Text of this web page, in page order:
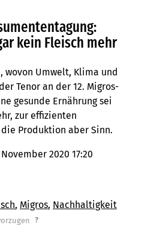
kein Fleisch mehr
wovon Umwelt, Klima und
Tenor an der 12. Migros-
gesunde Ernährung sei
zur effizienten
Produktion aber Sinn.
2020 17:20
Migros Nachhaltigkeit
?